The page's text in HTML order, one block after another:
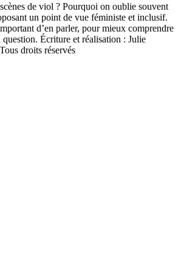
de viol ? Pourquoi on oublie souvent
un point de vue féministe et inclusif.
d’en parler, pour mieux comprendre
Écriture et réalisation : Julie
droits réservés